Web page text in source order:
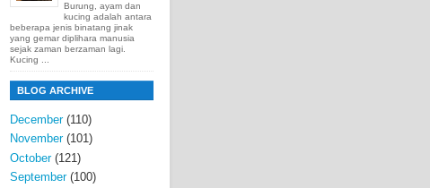
Burung, ayam dan
kucing adalah antara
beberapa jenis binatang jinak
yang gemar diplihara manusia
sejak zaman berzaman lagi.
Kucing ...
BLOG ARCHIVE
December(110)
November(101)
October(121)
September(100)